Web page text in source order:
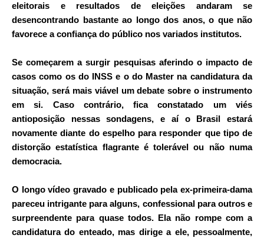
eleitorais e resultados de eleições andaram se
desencontrando bastante ao longo dos anos, o que não
favorece a confiança do público nos variados institutos.
Se começarem a surgir pesquisas aferindo o impacto de
casos como os do INSSe o do Master na candidatura da
situação, será mais viável um debate sobre o instrumento
em si. Caso contrário, fica constatado um viés
antioposição nessas sondagens, e aí o Brasil estará
novamente diante do espelho para responder que tipo de
distorção estatística flagrante é tolerável ou não numa
democracia.
O longo vídeo gravado e publicado pela ex-primeira-dama
pareceu intrigante para alguns, confessional para outros e
surpreendente para quase todos. Ela não rompe com a
candidatura do enteado, mas dirige a ele, pessoalmente,